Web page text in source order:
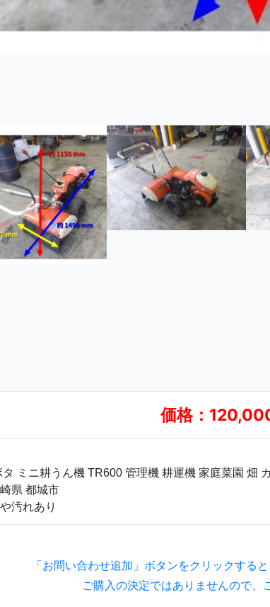
「お問い合わせ追加」ボタンをクリックする
※ お問い合わせを追加した後は、お問い合わせページのお問
戻る